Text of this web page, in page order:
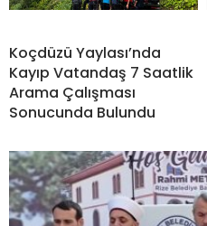
Koçdüzü Yaylası’nda
Kayıp Vatandaş 7 Saatlik
Arama Çalışması
Sonucunda Bulundu